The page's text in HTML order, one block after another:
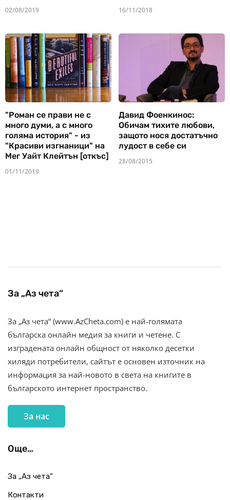
02/08/2019 16/11/2018
"Роман се прави не с
много думи, а с много
голяма история" - из
"Красиви изгнаници" на
Мег Уайт Клейтън [откъс]
01/11/2019
Давид Фоенкинос:
Обичам тихите любови,
защото нося достатъчно
лудост в себе си
28/08/2015
За „Аз чета“
За „Аз чета“ (www.AzCheta.com) е най-голямата
българска онлайн медия за книги и четене. С
изградената онлайн общност от няколко десетки
хиляди потребители, сайтът е основен източник на
информация за най-новото в света на книгите в
българското интернет пространство.
За нас
Още…
За „Аз чета“
Контакти